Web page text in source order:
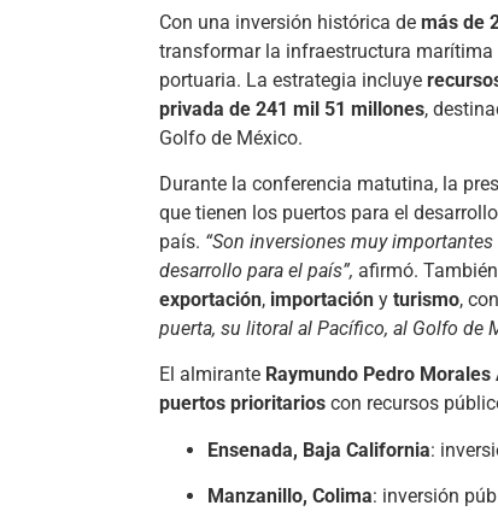
Con una inversión histórica de más de
transformar la infraestructura marítima
portuaria. La estrategia incluye
privada de 241 mil 51 millones,
Golfo de México.
Durante la conferencia matutina, la
que tienen los puertos para el
país. “Son inversiones muy
desarrollo para el país”, afirmó.
exportación, importación y turismo,
puerta, su litoral al Pacífico, al Golfo de
El almirante Raymundo Pedro Morales
puertos prioritarios con recursos
Ensenada, Baja California:
Manzanillo, Colima: inversión